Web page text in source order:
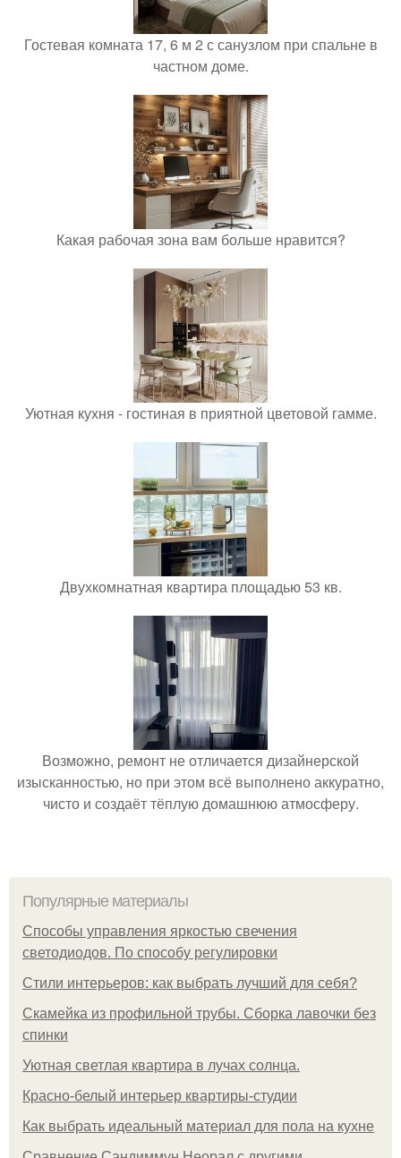
Гостевая комната 17, 6 м 2 с санузлом при спальне в
частном доме.
Какая рабочая зона вам больше нравится?
Уютная кухня - гостиная в приятной цветовой гамме.
Двухкомнатная квартира площадью 53 кв.
Возможно, ремонт не отличается дизайнерской
изысканностью, но при этом всё выполнено аккуратно,
чисто и создаёт тёплую домашнюю атмосферу.
Популярные материалы
Способы управления яркостью свечения
светодиодов. По способу регулировки
Стили интерьеров: как выбрать лучший для себя?
Скамейка из профильной трубы. Сборка лавочки без
спинки
Уютная светлая квартира в лучах солнца.
Красно-белый интерьер квартиры-студии
Как выбрать идеальный материал для пола на кухне